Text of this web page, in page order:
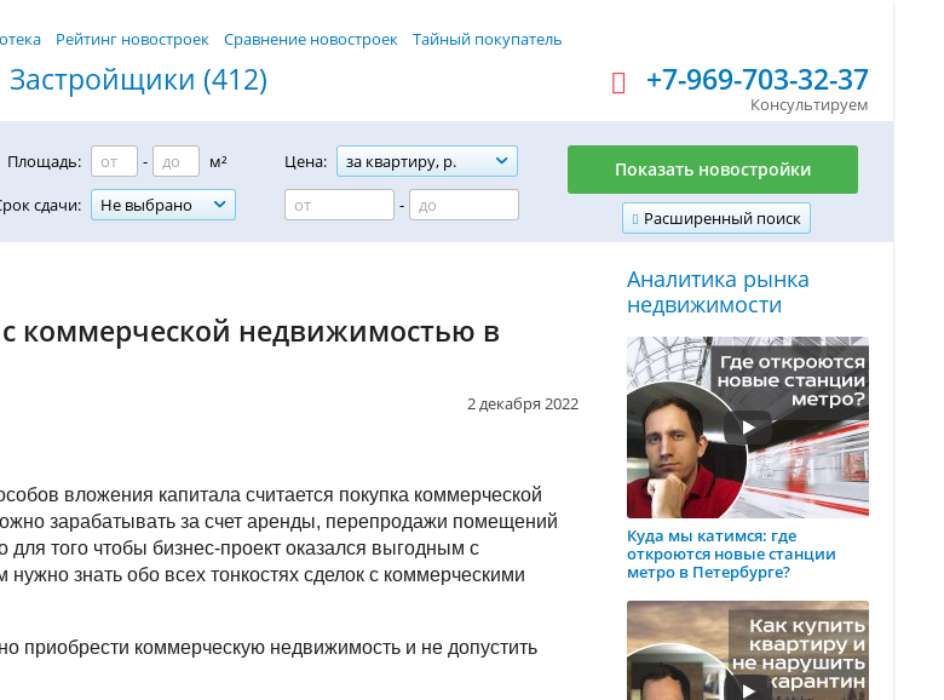
Рейтинг новостроек Сравнение новостроек Тайный покупатель
Застройщики (412) +7-969-703-32-37
Консультируем
Площадь: -
м²
сдачи:
Не выбрано
Цена:
за квартиру, р.
-
Расширенный поиск
Показать новостройки
c кoммepчecкoй нeдвижимocтью в
2 декабря 2022
вложения капитала считается покупка коммерческой
зарабатывать за счет аренды, перепродажи помещений
для того чтобы бизнес-проект оказался выгодным с
нужно знать обо всех тонкостях сделок с коммерческими
приобрести коммерческую недвижимость и не допустить
Аналитика рынка
недвижимости
Куда мы катимся: где
откроются новые станции
метро в Петербурге?